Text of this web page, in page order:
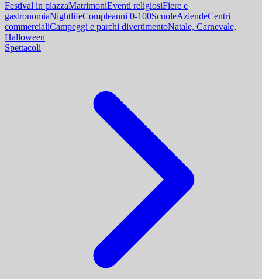
Festival in piazzaMatrimoniEventi religiosiFiere e
gastronomiaNightlifeCompleanni 0-100ScuoleAziendeCentri
commercialiCampeggi e parchi divertimentoNatale, Carnevale,
Halloween
Spettacoli